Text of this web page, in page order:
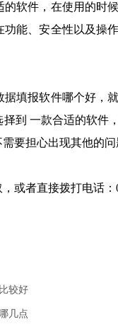
软件，在使用的时
能、安全性以及操
填报软件哪个好，
到 一款合适的软
要担心出现其他的问
或者直接拨打电话：
较好
几点